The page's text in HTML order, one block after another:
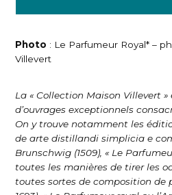
Photo : Le Parfumeur Royal* –
Villevert
La « Collection Maison Villevert
d’ouvrages exceptionnels
On y trouve notamment les
de arte distillandi simplicia e
Brunschwig (1509), « Le
toutes les manières de tirer les
toutes sortes de composition de